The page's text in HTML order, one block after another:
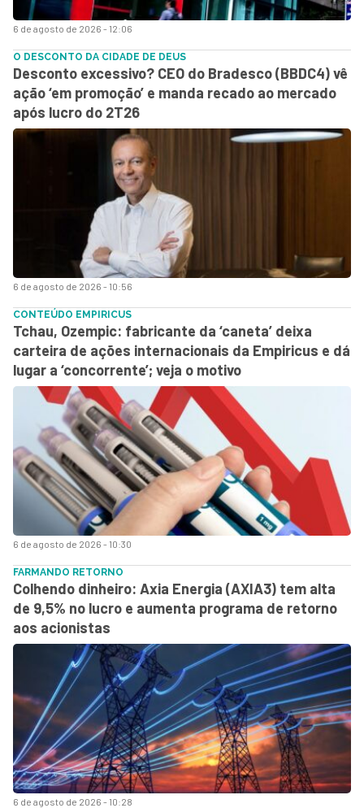
6 de agosto de 2026 - 12:06
6 de agosto de 2026 - 10:56
O DESCONTO DA CIDADE DE DEUS
Desconto excessivo? CEO do Bradesco (BBDC4) vê
ação ‘em promoção’ e manda recado ao mercado
após lucro do 2T26
6 de agosto de 2026 - 10:30
CONTEÚDO EMPIRICUS
Tchau, Ozempic: fabricante da ‘caneta’ deixa
carteira de ações internacionais da Empiricus e dá
lugar a ‘concorrente’; veja o motivo
6 de agosto de 2026 - 10:28
FARMANDO RETORNO
Colhendo dinheiro: Axia Energia (AXIA3) tem alta
de 9,5% no lucro e aumenta programa de retorno
aos acionistas